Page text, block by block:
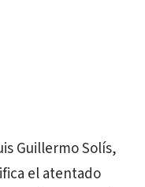
Guillermo Solís,
el atentado